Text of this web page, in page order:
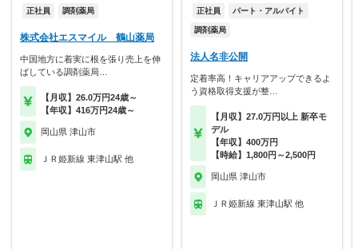
正社員 調剤薬局
株式会社エスマイル 鶴山薬局
中国地方に着実に根を張り売上を伸
ばしている調剤薬局…
【月収】26.0万円24歳～
【年収】416万円24歳～
岡山県 津山市
ＪＲ姫新線 東津山駅 他
正社員 パート・アルバイト
調剤薬局
法人名非公開
定着率高！キャリアアップできるよ
う資格取得支援が整…
【月収】27.0万円以上 新卒モ
デル
【年収】400万円
【時給】1,800円～2,500円
岡山県 津山市
ＪＲ姫新線 東津山駅 他